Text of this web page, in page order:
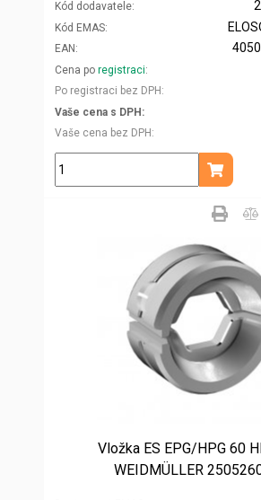
Kód dodavatele
Kód EMAS
EAN
Cena po registraci
Po registraci bez DPH
Vaše cena s DPH
Vaše cena bez DPH
ks
Přidat
Vložka ES EPG/HPG 60
WEIDMÜLLER